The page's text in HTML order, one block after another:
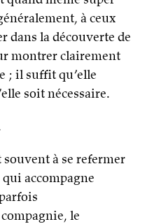
à ceux
dans la découverte de
montrer clairement
; il suffit qu’elle
soit nécessaire.
à se refermer
accompagne
le